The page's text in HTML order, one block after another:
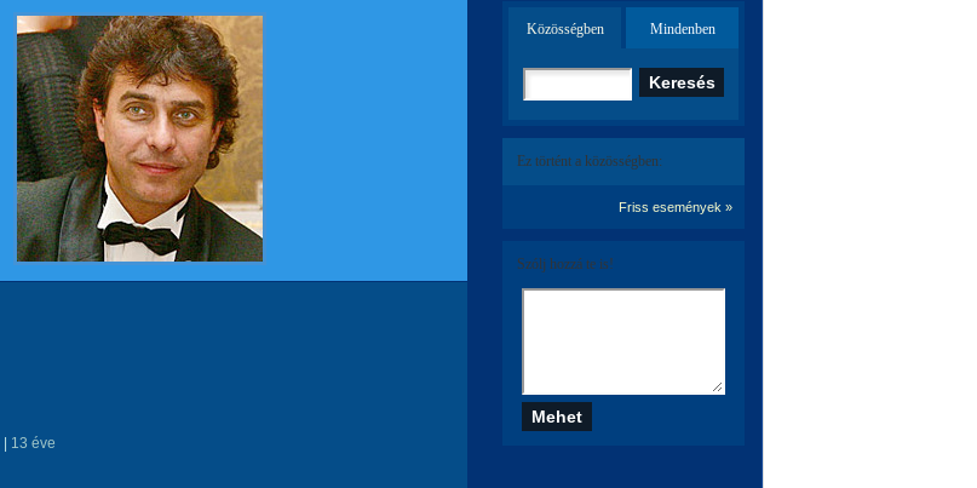
13 éve
Közösségben Mindenben
Ez történt a közösségben:
Friss események »
Szólj hozzá te is!